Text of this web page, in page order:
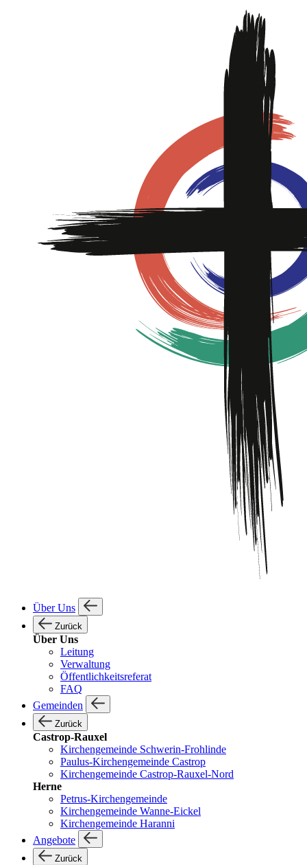
Über Uns
Zurück
Über Uns
Leitung
Verwaltung
Öffentlichkeitsreferat
FAQ
Gemeinden
Zurück
Castrop-Rauxel
Kirchengemeinde Schwerin-Frohlinde
Paulus-Kirchengemeinde Castrop
Kirchengemeinde Castrop-Rauxel-Nord
Herne
Petrus-Kirchengemeinde
Kirchengemeinde Wanne-Eickel
Kirchengemeinde Haranni
Angebote
Zurück